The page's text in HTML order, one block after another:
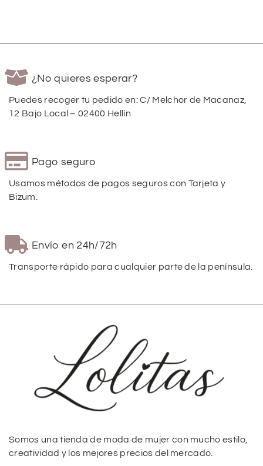
¿No quieres esperar?
Puedes recoger tu pedido en: C/ Melchor de Macanaz,
12 Bajo Local – 02400 Hellín
Pago seguro
Usamos métodos de pagos seguros con Tarjeta y
Bizum.
Envío en 24h/72h
Transporte rápido para cualquier parte de la península.
Somos una tienda de moda de mujer con mucho estilo,
creatividad y los mejores precios del mercado.